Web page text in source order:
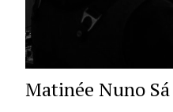
Matinée Nuno Sá